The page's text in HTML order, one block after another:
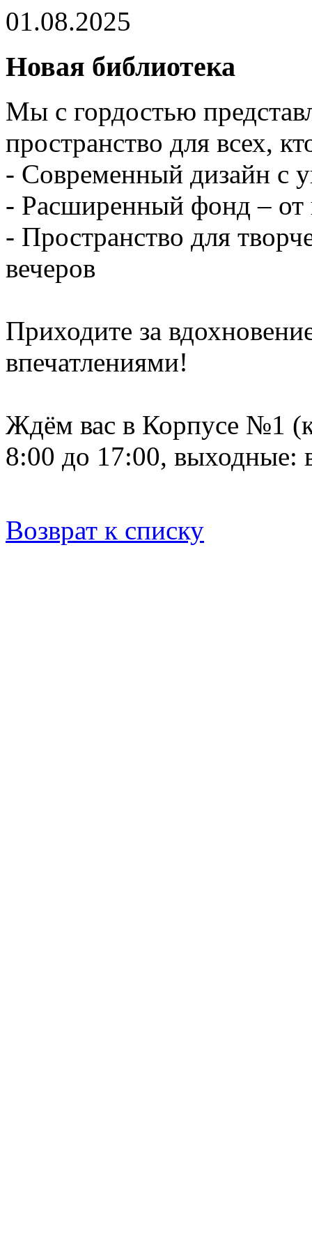
01.08.2025
Новая библиотека
Мы с гордостью
пространство для всех,
- Современный дизайн с
- Расширенный фонд – от
- Пространство для
вечеров
Приходите за
впечатлениями!
Ждём вас в Корпусе №1
8:00 до 17:00, выходные:
Возврат к списку